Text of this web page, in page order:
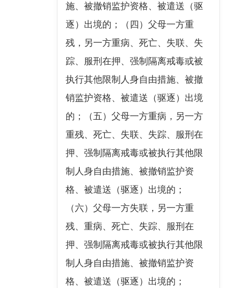
施、被撤销监护资格、被遣送（驱
逐）出境的；（四）父母一方重
残，另一方重病、死亡、失联、失
踪、服刑在押、强制隔离戒毒或被
执行其他限制人身自由措施、被撤
销监护资格、被遣送（驱逐）出境
的；（五）父母一方重病，另一方
重残、死亡、失联、失踪、服刑在
押、强制隔离戒毒或被执行其他限
制人身自由措施、被撤销监护资
格、被遣送（驱逐）出境的；
（六）父母一方失联，另一方重
残、重病、死亡、失踪、服刑在
押、强制隔离戒毒或被执行其他限
制人身自由措施、被撤销监护资
格、被遣送（驱逐）出境的；